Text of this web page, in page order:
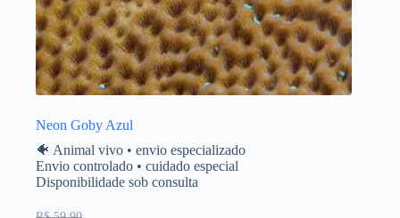
Neon Goby Azul
🐠 Animal vivo • envio especializado
Envio controlado • cuidado especial
Disponibilidade sob consulta